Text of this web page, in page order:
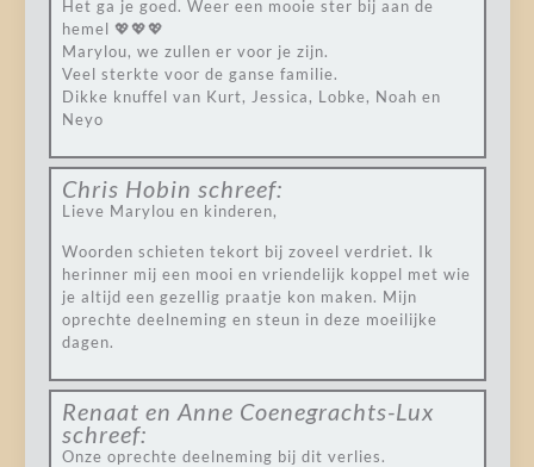
Het ga je goed. Weer een mooie ster bij aan de
hemel 💖💖💖
Marylou, we zullen er voor je zijn.
Veel sterkte voor de ganse familie.
Dikke knuffel van Kurt, Jessica, Lobke, Noah en
Neyo
Chris Hobin schreef:
Lieve Marylou en kinderen,
Woorden schieten tekort bij zoveel verdriet. Ik
herinner mij een mooi en vriendelijk koppel met wie
je altijd een gezellig praatje kon maken. Mijn
oprechte deelneming en steun in deze moeilijke
dagen.
Renaat en Anne Coenegrachts-Lux
schreef:
Onze oprechte deelneming bij dit verlies.